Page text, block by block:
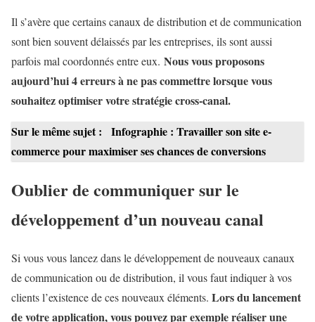
Il s’avère que certains canaux de distribution et de communication
sont bien souvent délaissés par les entreprises, ils sont aussi
parfois mal coordonnés entre eux. Nous vous proposons
aujourd’hui 4 erreurs à ne pas commettre lorsque vous
souhaitez optimiser votre stratégie cross-canal.
Sur le même sujet :
Infographie : Travailler son site e-
commerce pour maximiser ses chances de conversions
Oublier de communiquer sur le
développement d’un nouveau canal
Si vous vous lancez dans le développement de nouveaux canaux
de communication ou de distribution, il vous faut indiquer à vos
clients l’existence de ces nouveaux éléments. Lors du lancement
de votre application, vous pouvez par exemple réaliser une